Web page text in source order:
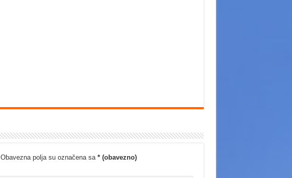
Obavezna polja su označena sa * (obavezno)